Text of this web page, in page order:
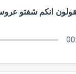
انكم شفتو